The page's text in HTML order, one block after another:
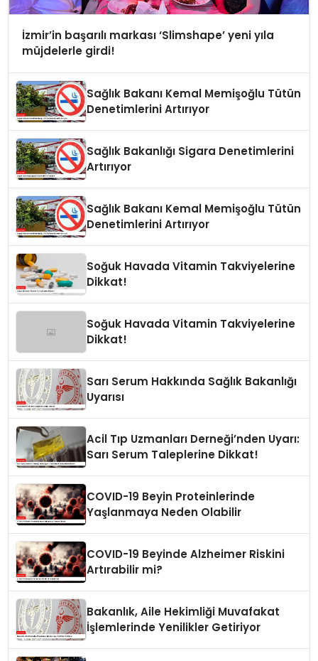
İzmir’in başarılı markası ‘Slimshape’ yeni yıla
müjdelerle girdi!
Sağlık Bakanı Kemal Memişoğlu Tütün
Denetimlerini Artırıyor
Sağlık Bakanlığı Sigara Denetimlerini
Artırıyor
Sağlık Bakanı Kemal Memişoğlu Tütün
Denetimlerini Artırıyor
Soğuk Havada Vitamin Takviyelerine
Dikkat!
Soğuk Havada Vitamin Takviyelerine
Dikkat!
Sarı Serum Hakkında Sağlık Bakanlığı
Uyarısı
Acil Tıp Uzmanları Derneği’nden Uyarı:
Sarı Serum Taleplerine Dikkat!
COVID-19 Beyin Proteinlerinde
Yaşlanmaya Neden Olabilir
COVID-19 Beyinde Alzheimer Riskini
Artırabilir mi?
Bakanlık, Aile Hekimliği Muvafakat
İşlemlerinde Yenilikler Getiriyor